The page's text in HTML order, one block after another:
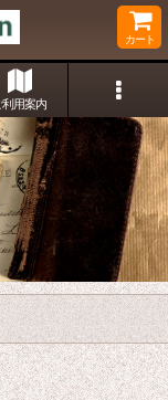
カート
利用案内